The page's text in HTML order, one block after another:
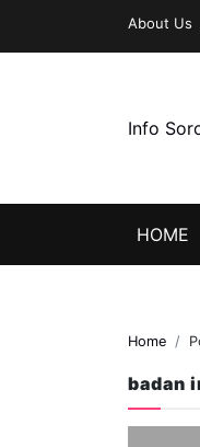
About Us
Info
HOME
Home
badan